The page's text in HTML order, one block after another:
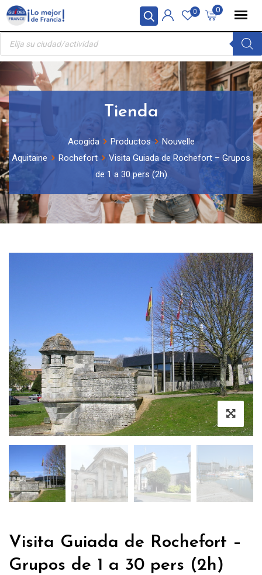
Panel de gestión de cookies
Skip
content
0
0
Búsqueda
productos
Tienda
Acogida Productos
Nouvelle
Aquitaine
Rochefort
Visita Guiada de Rochefort – Grupos
de 1 a 30 pers (2h)
Visita Guiada de Rochefort –
Grupos de 1 a 30 pers (2h)